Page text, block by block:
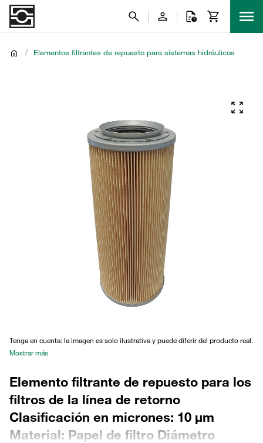
/ Elementos filtrantes de repuesto para sistemas hidráulicos
Tenga en cuenta: la imagen es solo ilustrativa y puede diferir del producto real.
Mostrar más
Elemento filtrante de repuesto para los
filtros de la línea de retorno
Clasificación en micrones: 10 µm
Material: Papel de filtro Diámetro